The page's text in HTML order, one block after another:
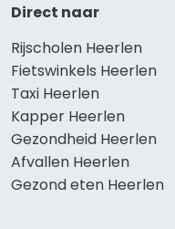
Direct naar
Rijscholen Heerlen
Fietswinkels Heerlen
Taxi Heerlen
Kapper Heerlen
Gezondheid Heerlen
Afvallen Heerlen
Gezond eten Heerlen